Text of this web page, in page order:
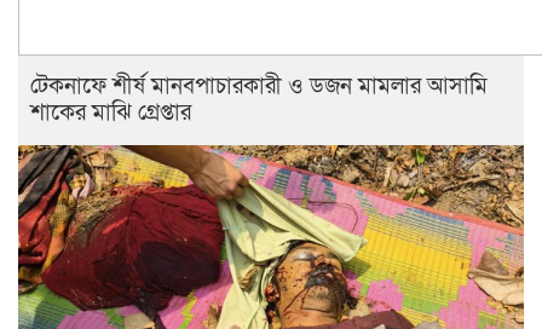
টেকনাফে শীর্ষ মানবপাচারকারী ও ডজন মামলার আসামি
শাকের মাঝি গ্রেপ্তার